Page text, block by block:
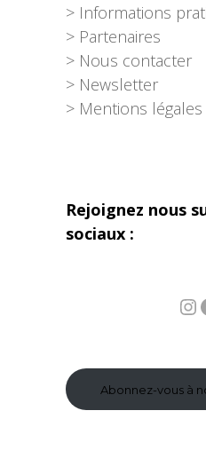
> Informations
> Partenaires
> Nous contacter
> Newsletter
> Mentions légales
Rejoignez nous
sociaux :
Instagram
Abonnez-vous à